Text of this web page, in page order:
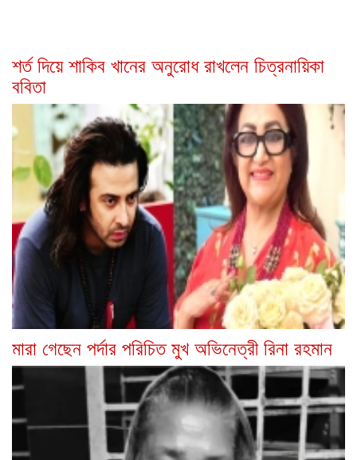
শর্ত দিয়ে শাকিব খানের অনুরোধ রাখলেন চিত্রনায়িকা
ববিতা
মারা গেছেন পর্দার পরিচিত মুখ অভিনেত্রী রিনা রহমান